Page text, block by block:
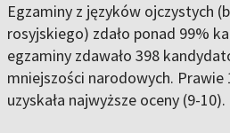
Egzaminy z języków ojczystych
rosyjskiego) zdało ponad 99%
egzaminy zdawało 398
mniejszości narodowych. Prawie
uzyskała najwyższe oceny (9-10).